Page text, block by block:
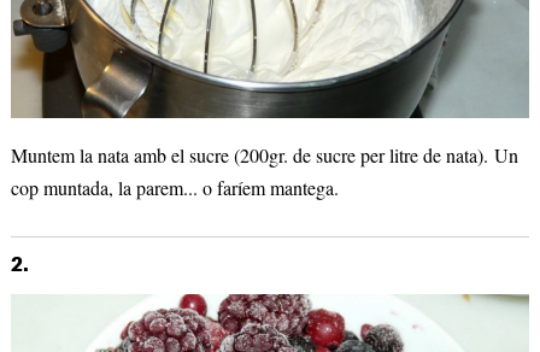
Muntem la nata amb el sucre (200gr. de sucre per litre de nata). Un
cop muntada, la parem... o faríem mantega.
2.